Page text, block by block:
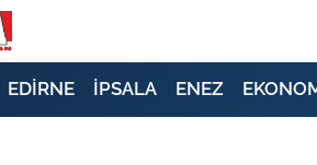
EDİRNE İPSALA ENEZ